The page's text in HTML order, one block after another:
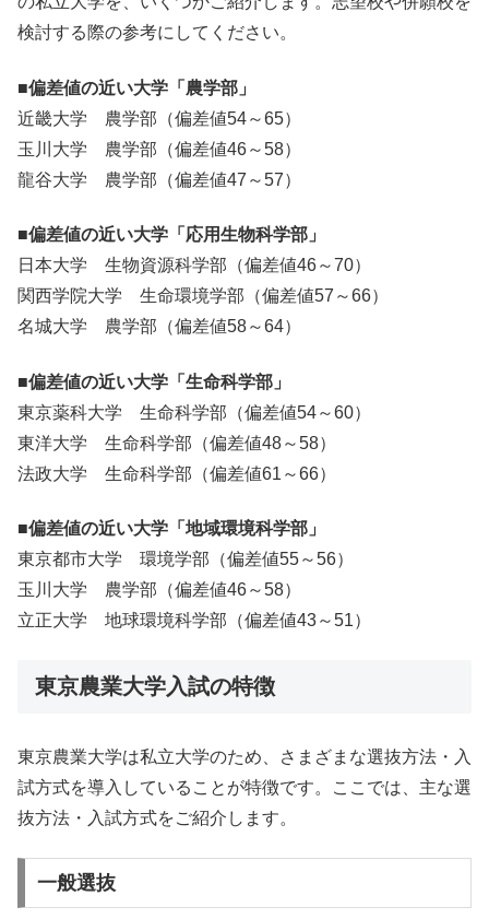
検討する際の参考にしてください。
■偏差値の近い大学「農学部」
近畿大学 農学部（偏差値54～65）
玉川大学 農学部（偏差値46～58）
龍谷大学 農学部（偏差値47～57）
■偏差値の近い大学「応用生物科学部」
日本大学 生物資源科学部（偏差値46～70）
関西学院大学 生命環境学部（偏差値57～66）
名城大学 農学部（偏差値58～64）
■偏差値の近い大学「生命科学部」
東京薬科大学 生命科学部（偏差値54～60）
東洋大学 生命科学部（偏差値48～58）
法政大学 生命科学部（偏差値61～66）
■偏差値の近い大学「地域環境科学部」
東京都市大学 環境学部（偏差値55～56）
玉川大学 農学部（偏差値46～58）
立正大学 地球環境科学部（偏差値43～51）
東京農業大学入試の特徴
東京農業大学は私立大学のため、さまざまな選抜方法・入
試方式を導入していることが特徴です。ここでは、主な選
抜方法・入試方式をご紹介します。
一般選抜